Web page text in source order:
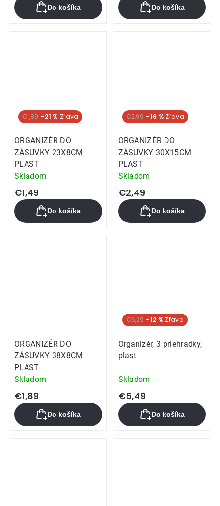
Do košíka Do košíka
€1,89 –21 %
ORGANIZÉR DO
ZÁSUVKY 23X8CM
PLAST
Skladom
€1,49
Do košíka
€2,99 –16 %
ORGANIZÉR DO
ZÁSUVKY 30X15CM
PLAST
Skladom
€2,49
Do košíka
ORGANIZÉR DO
ZÁSUVKY 38X8CM
PLAST
Skladom
€1,89
Do košíka
€6,29 –12 %
Organizér, 3 priehradky,
plast
Skladom
€5,49
Do košíka